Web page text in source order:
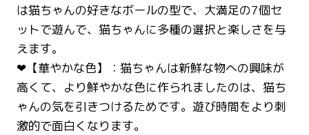
は猫ちゃんの好きなボールの型で、大満足の7個セ
ットで遊んで、猫ちゃんに多種の選択と楽しさを与
えます。
❤【華やかな色】：猫ちゃんは新鮮な物への興味が
高くて、より鮮やかな色に作られましたのは、猫ち
ゃんの気を引きつけるためです。遊び時間をより刺
激的で面白くなります。